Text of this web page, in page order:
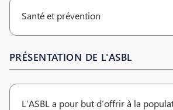
Santé et prévention
PRÉSENTATION DE L'ASBL
L’ASBL a pour but d’offrir à la